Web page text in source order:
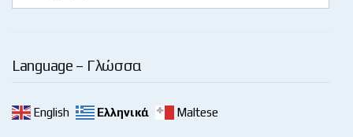
Language – Γλώσσα
English Ελληνικά Maltese